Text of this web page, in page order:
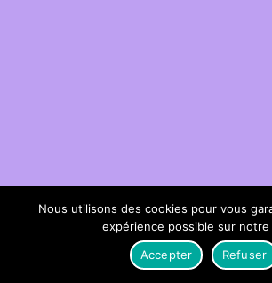
Nous utilisons des cookies pour vous
expérience possible sur notre
Accepter
Refuser